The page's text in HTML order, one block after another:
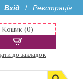
Вхід / Реєстрація
Кошик (0)
до закладок